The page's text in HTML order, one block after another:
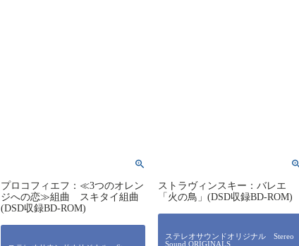
プロコフィエフ：≪3つのオレン
ジへの恋≫組曲 スキタイ組曲
(DSD収録BD-ROM)
ストラヴィンスキー：バレエ
「火の鳥」(DSD収録BD-ROM)
ステレオサウンドオリジナル Stereo
Sound ORIGINALS